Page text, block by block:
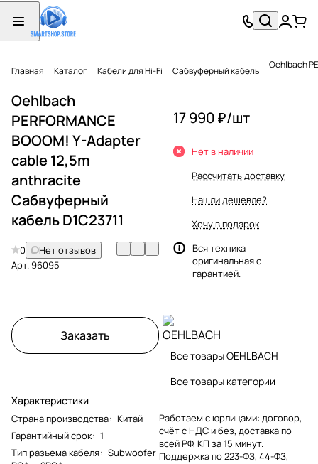
Главная Каталог Кабели для Hi-Fi Сабвуферный кабель Oehlbach
Oehlbach
PERFORMANCE
BOOOM! Y-Adapter
cable 12,5m
anthracite
Сабвуферный
кабель D1C23711
0
Нет отзывов
Арт.96095
Заказать
Характеристики
Страна производства: Китай
Гарантийный срок: 1
Тип разъема кабеля: Subwoofer
17 990 ₽/шт
Нет в наличии
Рассчитать доставку
Нашли дешевле?
Хочу в подарок
Вся техника
оригинальная с
гарантией.
Все товары OEHLBACH
Все товары категории
Работаем с юрлицами: договор,
счёт с НДС и без, доставка по
всей РФ, КП за 15 минут.
Поддержка по 223-ФЗ, 44-ФЗ,